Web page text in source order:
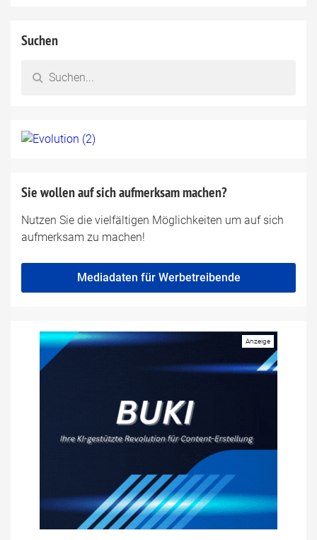
Suchen
Sie wollen auf sich aufmerksam machen?
Nutzen Sie die vielfältigen Möglichkeiten um auf sich
aufmerksam zu machen!
Mediadaten für Werbetreibende